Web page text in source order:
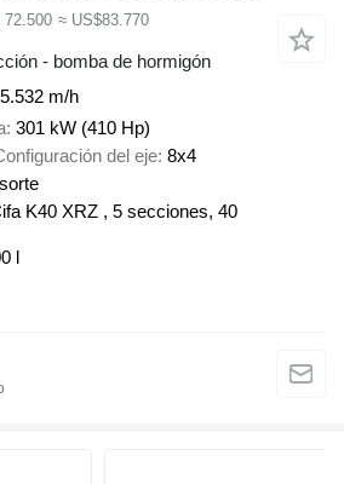
72.500 ≈ US$83.770
- bomba de hormigón
5.532 m/h
301 kW (410 Hp)
del eje 8x4
K40 XRZ , 5 secciones, 40
l